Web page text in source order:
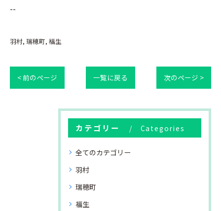
--
羽村 瑞穂町 福生
< 前のページ 一覧に戻る 次のページ >
カテゴリー Categories
全てのカテゴリー
羽村
瑞穂町
福生